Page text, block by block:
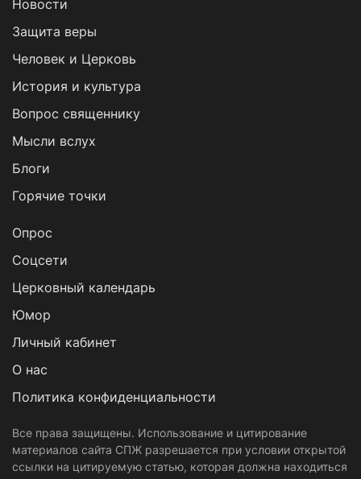
Новости
Защита веры
Человек и Церковь
История и культура
Вопрос священнику
Мысли вслух
Блоги
Горячие точки
Опрос
Cоцсети
Церковный календарь
Юмор
Личный кабинет
О нас
Политика конфиденциальности
Все права защищены. Использование и цитирование
материалов сайта СПЖ разрешается при условии открытой
ссылки на цитируемую статью, которая должна находиться